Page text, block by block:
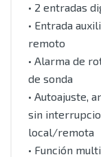
• 2 entradas
• Entrada
remoto
• Alarma de
de sonda
• Autoajuste,
sin
local/remota
• Función